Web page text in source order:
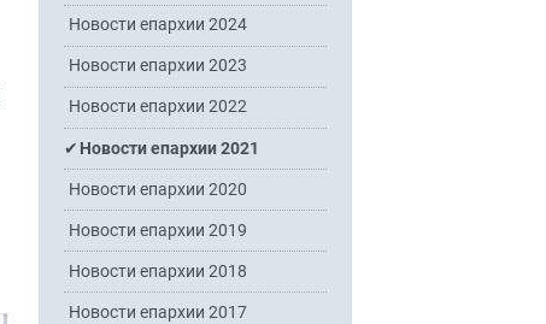
Новости епархии 2024
Новости епархии 2023
Новости епархии 2022
Новости епархии 2021
Новости епархии 2020
Новости епархии 2019
Новости епархии 2018
Новости епархии 2017